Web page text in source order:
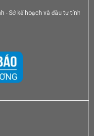
- Sở kế hoạch và đầu tư tỉnh